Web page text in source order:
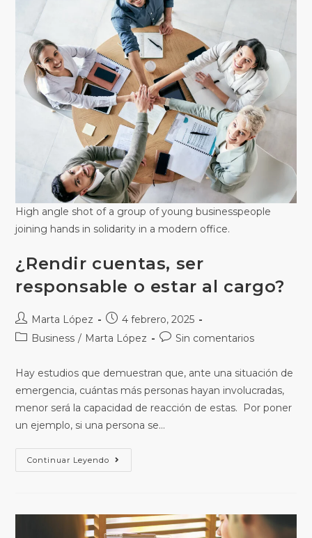
High angle shot of a group of young businesspeople
joining hands in solidarity in a modern office.
¿Rendir cuentas, ser
responsable o estar al cargo?
Marta López
4 febrero, 2025
Business / Marta López Sin comentarios
Hay estudios que demuestran que, ante una situación de
emergencia, cuántas más personas hayan involucradas,
menor será la capacidad de reacción de estas. Por poner
un ejemplo, si una persona se…
Continuar Leyendo